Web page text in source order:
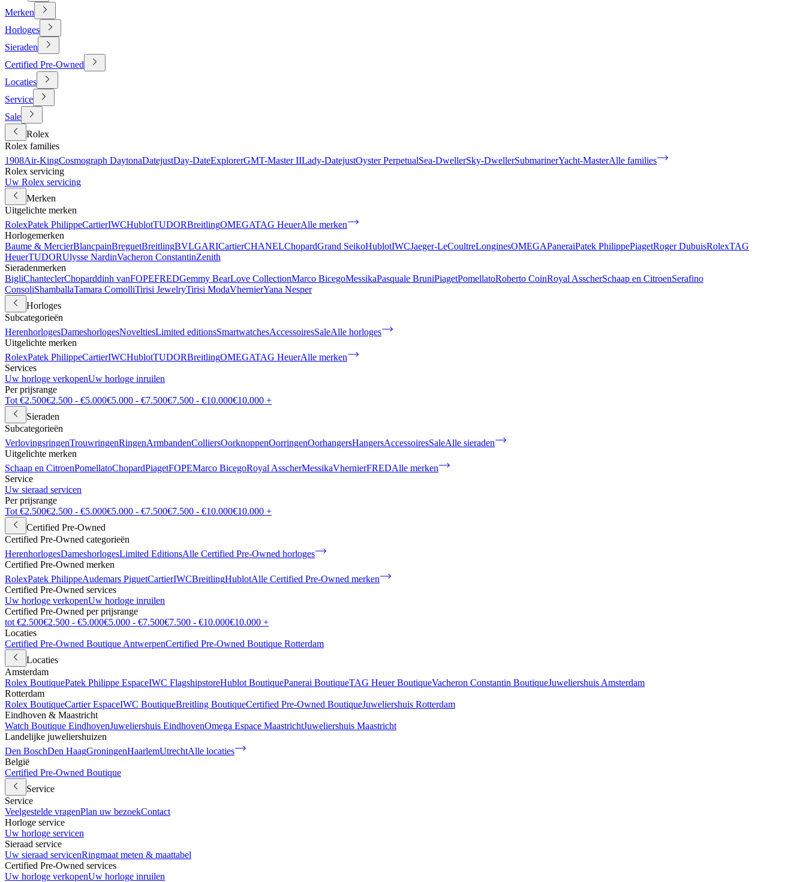
Merken
Horloges
Sieraden
Certified Pre-Owned
Locaties
Service
Sale
Rolex
Rolex families
1908Air-KingCosmograph DaytonaDatejustDay-DateExplorerGMT-Master IILady-DatejustOyster PerpetualSea-DwellerSky-DwellerSubmarinerYacht-MasterAlle families
Rolex servicing
Uw Rolex servicing
Merken
Uitgelichte merken
RolexPatek PhilippeCartierIWCHublotTUDORBreitlingOMEGATAG HeuerAlle merken
Horlogemerken
Baume & MercierBlancpainBreguetBreitlingBVLGARICartierCHANELChopardGrand SeikoHublotIWCJaeger-LeCoultreLonginesOMEGAPaneraiPatek PhilippePiagetRoger DubuisRolexTAG
HeuerTUDORUlysse NardinVacheron ConstantinZenith
Sieradenmerken
BigliChanteclerChoparddinh vanFOPEFREDGemmy BearLove CollectionMarco BicegoMessikaPasquale BruniPiagetPomellatoRoberto CoinRoyal AsscherSchaap en CitroenSerafino
ConsoliShamballaTamara ComolliTirisi JewelryTirisi ModaVhernierYana Nesper
Horloges
Subcategorieën
HerenhorlogesDameshorlogesNoveltiesLimited editionsSmartwatchesAccessoiresSaleAlle horloges
Uitgelichte merken
RolexPatek PhilippeCartierIWCHublotTUDORBreitlingOMEGATAG HeuerAlle merken
Services
Uw horloge verkopenUw horloge inruilen
Per prijsrange
Tot €2.500€2.500 - €5.000€5.000 - €7.500€7.500 - €10.000€10.000 +
Sieraden
Subcategorieën
VerlovingsringenTrouwringenRingenArmbandenColliersOorknoppenOorringenOorhangersHangersAccessoiresSaleAlle sieraden
Uitgelichte merken
Schaap en CitroenPomellatoChopardPiagetFOPEMarco BicegoRoyal AsscherMessikaVhernierFREDAlle merken
Service
Uw sieraad servicen
Per prijsrange
Tot €2.500€2.500 - €5.000€5.000 - €7.500€7.500 - €10.000€10.000 +
Certified Pre-Owned
Certified Pre-Owned categorieën
HerenhorlogesDameshorlogesLimited EditionsAlle Certified Pre-Owned horloges
Certified Pre-Owned merken
RolexPatek PhilippeAudemars PiguetCartierIWCBreitlingHublotAlle Certified Pre-Owned merken
Certified Pre-Owned services
Uw horloge verkopenUw horloge inruilen
Certified Pre-Owned per prijsrange
tot €2.500€2.500 - €5.000€5.000 - €7.500€7.500 - €10.000€10.000 +
Locaties
Certified Pre-Owned Boutique AntwerpenCertified Pre-Owned Boutique Rotterdam
Locaties
Amsterdam
Rolex BoutiquePatek Philippe EspaceIWC FlagshipstoreHublot BoutiquePanerai BoutiqueTAG Heuer BoutiqueVacheron Constantin BoutiqueJuweliershuis Amsterdam
Rotterdam
Rolex BoutiqueCartier EspaceIWC BoutiqueBreitling BoutiqueCertified Pre-Owned BoutiqueJuweliershuis Rotterdam
Eindhoven & Maastricht
Watch Boutique EindhovenJuweliershuis EindhovenOmega Espace MaastrichtJuweliershuis Maastricht
Landelijke juweliershuizen
Den BoschDen HaagGroningenHaarlemUtrechtAlle locaties
België
Certified Pre-Owned Boutique
Service
Service
Veelgestelde vragenPlan uw bezoekContact
Horloge service
Uw horloge servicen
Sieraad service
Uw sieraad servicenRingmaat meten & maattabel
Certified Pre-Owned services
Uw horloge verkopenUw horloge inruilen